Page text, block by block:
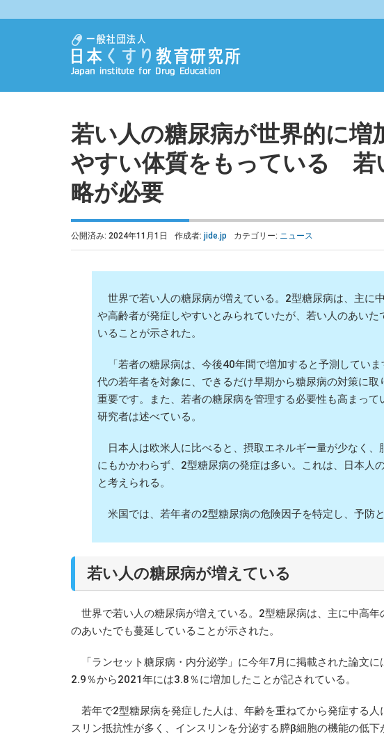
若い人の糖尿病が世界的に
やすい体質をもっている 若
略が必要
公開済み: 2024年11月1日 作成者: jide.jp カテゴリー: ニュース
世界で若い人の糖尿病が増えている。2型糖尿病は、主に
や高齢者が発症しやすいとみられていたが、若い人のあいた
いることが示された。
「若者の糖尿病は、今後40年間で増加すると予測していま
代の若年者を対象に、できるだけ早期から糖尿病の対策に取
重要です。また、若者の糖尿病を管理する必要性も高まって
研究者は述べている。
日本人は欧米人に比べると、摂取エネルギー量が少なく、
にもかかわらず、2型糖尿病の発症は多い。これは、日本人
と考えられる。
米国では、若年者の2型糖尿病の危険因子を特定し、予防
若い人の糖尿病が増えている
世界で若い人の糖尿病が増えている。2型糖尿病は、主に中高
のあいたでも蔓延していることが示された。
「ランセット糖尿病・内分泌学」に今年7月に掲載された論文
2.9％から2021年には3.8％に増加したことが記されている。
若年で2型糖尿病を発症した人は、年齢を重ねてから発症する
スリン抵抗性が多く、インスリンを分泌する膵β細胞の機能の低